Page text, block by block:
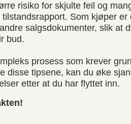
risiko for skjulte feil og
Som kjøper
salgsdokumenter, slik at
bud.
prosess som krever
disse tipsene, kan du øke
etter at du har flyttet inn.